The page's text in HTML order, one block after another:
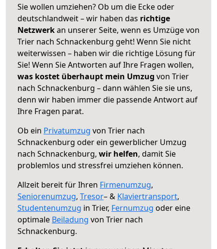
Sie wollen umziehen? Ob um die Ecke oder
deutschlandweit – wir haben das richtige
Netzwerkan unserer Seite, wenn es Umzüge von
Trier nach Schnackenburg geht! Wenn Sie nicht
weiterwissen – haben wir die richtige Lösung für
Sie! Wenn Sie Antworten auf Ihre Fragen wollen,
was kostet überhaupt mein Umzug von Trier
nach Schnackenburg – dann wählen Sie sie uns,
denn wir haben immer die passende Antwort auf
Ihre Fragen parat.
Ob ein Privatumzug von Trier nach
Schnackenburg oder ein gewerblicher Umzug
nach Schnackenburg, wir helfen, damit Sie
problemlos und stressfrei umziehen können.
Allzeit bereit für Ihren Firmenumzug,
Seniorenumzug, Tresor– & Klaviertransport,
Studentenumzug in Trier, Fernumzug oder eine
optimale Beiladung von Trier nach
Schnackenburg.